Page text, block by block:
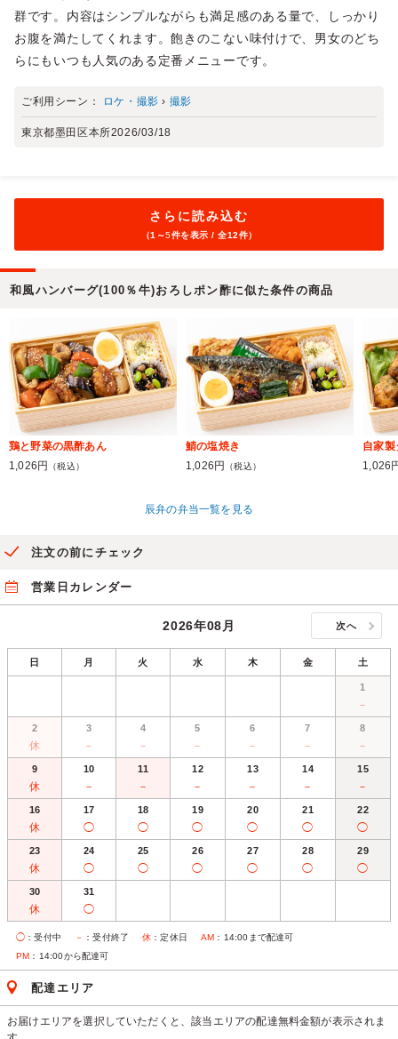
群です。内容はシンプルながらも満足感のある量で、しっかり
お腹を満たしてくれます。飽きのこない味付けで、男女のどち
らにもいつも人気のある定番メニューです。
ご利用シーン： ロケ・撮影 › 撮影
東京都墨田区本所2026/03/18
さらに読み込む
（1～5件を表示 / 全12件）
和風ハンバーグ(100％牛)おろしポン酢に似た条件の商品
鶏と野菜の黒酢あん
1,026円
（税込）
鯖の塩焼き
1,026円
（税込）
自家
1,026
辰弁の弁当一覧を見る
注文の前にチェック
営業日カレンダー
2026年08月 次へ
日 月 火 水 木 金 土
1
－
2
休
3
－
4
－
5
－
6
－
7
－
8
－
9
休
10
－
11
－
12
－
13
－
14
－
15
－
16
休
17
◯
18
◯
19
◯
20
◯
21
◯
22
◯
23
休
24
◯
25
◯
26
◯
27
◯
28
◯
29
◯
30
休
31
◯
◯ ：受付中 － ：受付終了 休 ：定休日 AM ：14:00まで配達可
PM ：14:00から配達可
配達エリア
お届けエリアを選択していただくと、該当エリアの配達無料金額が表示されま